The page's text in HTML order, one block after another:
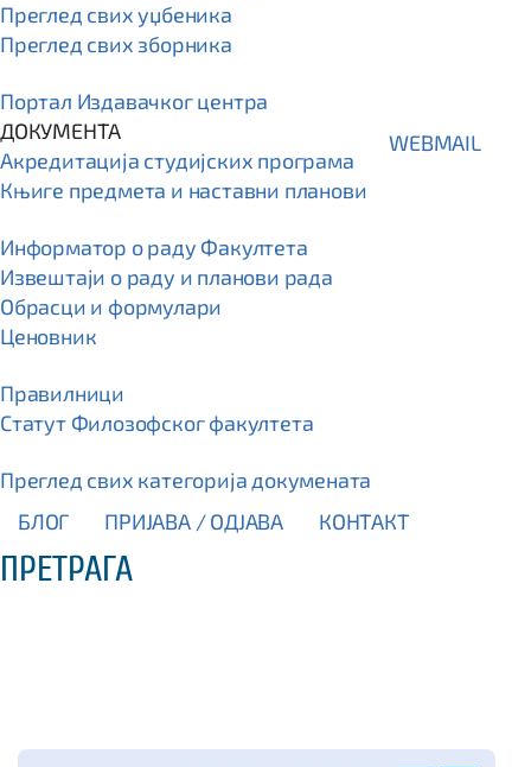
Преглед свих уџбеника
Преглед свих зборника
Портал Издавачког центра
ДОКУМЕНТА
Акредитација студијских програма
Књиге предмета и наставни планови
Информатор о раду Факултета
Извештаји о раду и планови рада
Обрасци и формулари
Ценовник
Правилници
Статут Филозофског факултета
Преглед свих категорија докумената
WEBMAIL
БЛОГ ПРИЈАВА / OДЈАВА КОНТАКТ
ПРЕТРАГА